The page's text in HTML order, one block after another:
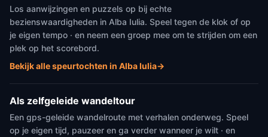
Los aanwijzingen en puzzels op bij echte
bezienswaardigheden in Alba Iulia. Speel tegen de klok of op
je eigen tempo · en neem een groep mee om te strijden om een
plek op het scorebord.
Bekijk alle speurtochten in Alba Iulia→
Als zelfgeleide wandeltour
Een gps-geleide wandelroute met verhalen onderweg. Speel
op je eigen tijd, pauzeer en ga verder wanneer je wilt · en